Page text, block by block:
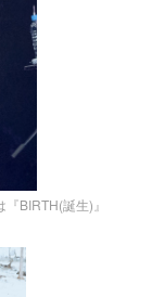
BIRTH(誕生)』